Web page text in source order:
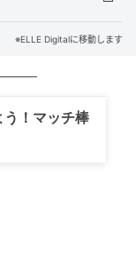
れたのは、3つ
※ELLE Digitalに移動します
う！マッチ棒